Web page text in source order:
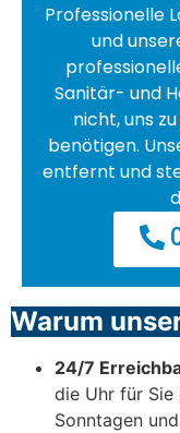
Professionelle
und
Sanitär- und
nicht, uns
benötigen.
entfernt und
Warum
24/7
die Uhr für Sie
Sonntagen